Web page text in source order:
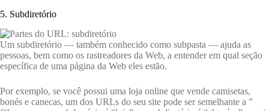
5. Subdiretório
Um subdiretório — também conhecido como subpasta — ajuda as
pessoas, bem como os rastreadores da Web, a entender em qual seção
específica de uma página da Web eles estão.
Por exemplo, se você possui uma loja online que vende camisetas,
bonés e canecas, um dos URLs do seu site pode ser semelhante a ”